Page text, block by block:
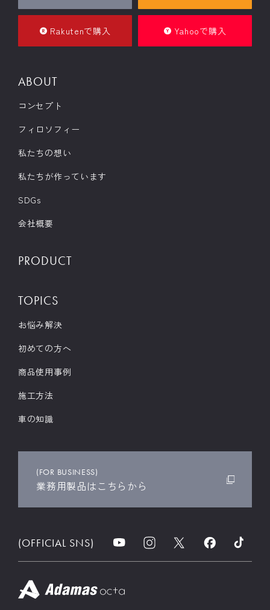
(FOR BUSINESS)
業務用製品はこちらから
(OFFICIAL SNS)
ABOUT
コンセプト
フィロソフィー
私たちの想い
私たちが作っています
SDGs
会社概要
PRODUCT
TOPICS
お悩み解決
初めての方へ
商品使用事例
施工方法
車の知識
Rakutenで購入 Yahooで購入